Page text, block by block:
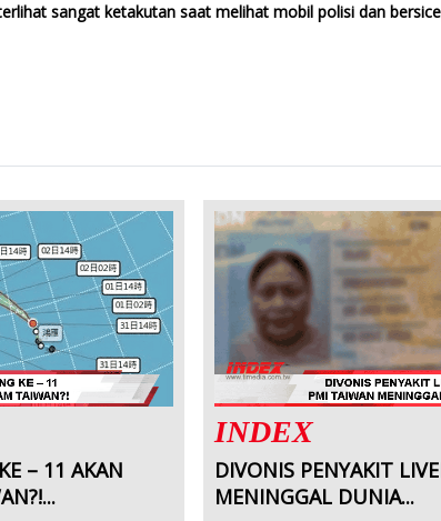
sangat ketakutan saat melihat mobil polisi dan
– 11 AKAN
INDEX
DIVONIS PENYAKIT
MENINGGAL DUNIA...